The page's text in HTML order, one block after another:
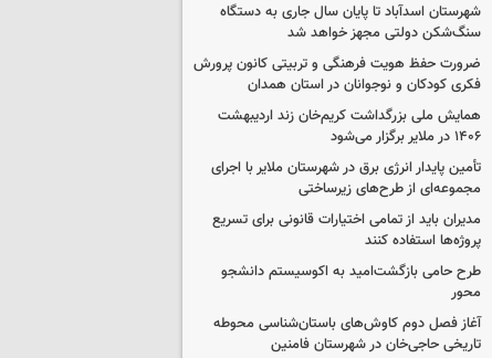
شهرستان اسدآباد تا پایان سال جاری به دستگاه
سنگ‌شکن دولتی مجهز خواهد شد
ضرورت حفظ هویت فرهنگی و تربیتی کانون پرورش
فکری کودکان و نوجوانان در استان همدان
همایش ملی بزرگداشت کریم‌خان زند اردیبهشت
۱۴۰۶ در ملایر برگزار می‌شود
تأمین پایدار انرژی برق در شهرستان ملایر با اجرای
مجموعه‌ای از طرح‌های زیرساختی
مدیران باید از تمامی اختیارات قانونی برای تسریع
پروژه‌ها استفاده کنند
طرح حامی بازگشت‌امید به اکوسیستم دانشجو
محور
آغاز فصل دوم کاوش‌های باستان‌شناسی محوطه
تاریخی حاجی‌خان در شهرستان فامنین